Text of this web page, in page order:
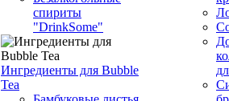
спириты
"DrinkSome"
Ингредиенты для Bubble
Tea